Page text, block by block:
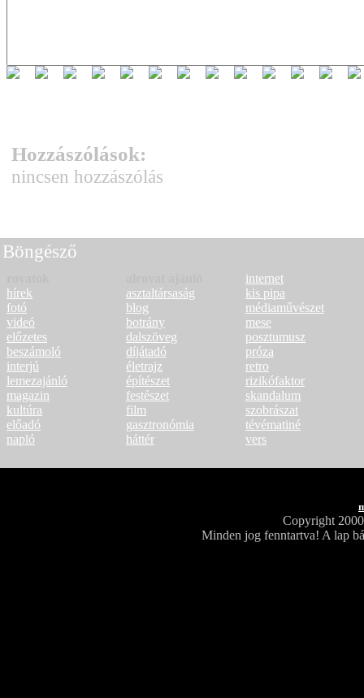
Hozzászólások:
nincsen hozzászólás
Böngésző
hírek
fotó
videó
előzetes
beszámoló
interjú
lemezajánló
magazin
kultúra
előadó
napló
asztaltársaság
blog
botrány
dalszöveg
díjátadó
életrajz
építészet
festészet
film
gasztronómia
háttér
internet
kis pipa
médiaművészet
mese
posztumusz
próza
retro
rizikófaktor
skandalum
szobrászat
tévématiné
vers
Copyright
Minden jog fenntartva! A lap